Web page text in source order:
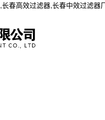
,长春高效过滤器,长春中效过滤器